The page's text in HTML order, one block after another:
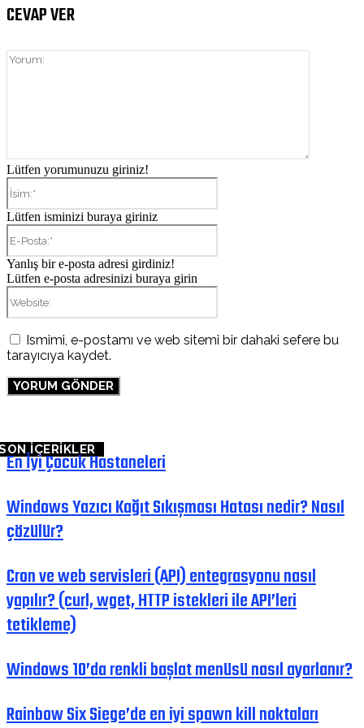
CEVAP VER
Lütfen yorumunuzu giriniz!
Lütfen isminizi buraya giriniz
Yanlış bir e-posta adresi girdiniz!
Lütfen e-posta adresinizi buraya girin
Ismimi, e-postamı ve web sitemi bir dahaki sefere bu
tarayıcıya kaydet.
İÇERİKLER
En İyi Çocuk Hastaneleri
Windows Yazıcı Kağıt Sıkışması Hatası nedir? Nasıl
çözülür?
Cron ve web servisleri (API) entegrasyonu nasıl
yapılır? (curl, wget, HTTP istekleri ile API’leri
tetikleme)
Windows 10’da renkli başlat menüsü nasıl ayarlanır?
Rainbow Six Siege’de en iyi spawn kill noktaları